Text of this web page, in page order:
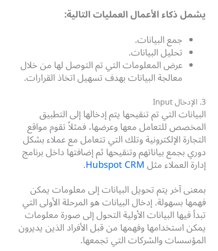
يشمل ذكاء الأعمال العمليات التالية:
جمع البيانات.
تحليل البيانات.
عرض المعلومات التي تم التوصل لها من خلال
معالجة البيانات بهدف تسهيل اتخاذ القرارات.
3. الإدخال Input
البيانات التي تم تنقيحها يتم إدخالها إلى التطبيق
المخصص للتعامل معها وعرضها، فمثلاً تقوم مواقع
التجارة الإلكترونية وتلك التي تتعامل مع عملاء بشكل
دوري بجمع بياناتهم وتنقيحها ثم إضافتها داخل برنامج
إدارة العملاء مثلHubspot CRM
.
بمعنى آخر يتم تحويل البيانات إلى معلومات يمكن
فهمها بسهولة. إدخال البيانات هو المرحلة الأولى التي
تبدأ فيها البيانات الأولية التحول إلى صورة معلومات
يمكن استخدامها وفهمها من قبل الأفراد الذين يديرون
المؤسسات والشركات التي تجمعها.